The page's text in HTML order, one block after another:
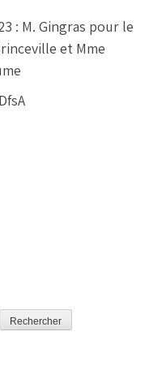
: M. Gingras pour le
et Mme